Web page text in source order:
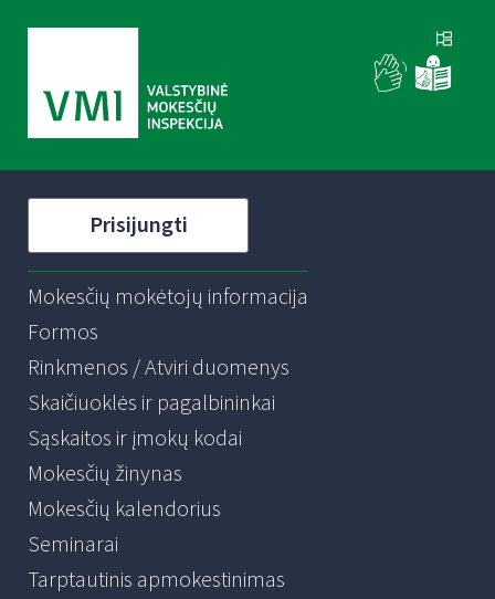
Prisijungti
Mokesčių mokėtojų informacija
Formos
Rinkmenos / Atviri duomenys
Skaičiuoklės ir pagalbininkai
Sąskaitos ir įmokų kodai
Mokesčių žinynas
Mokesčių kalendorius
Seminarai
Tarptautinis apmokestinimas